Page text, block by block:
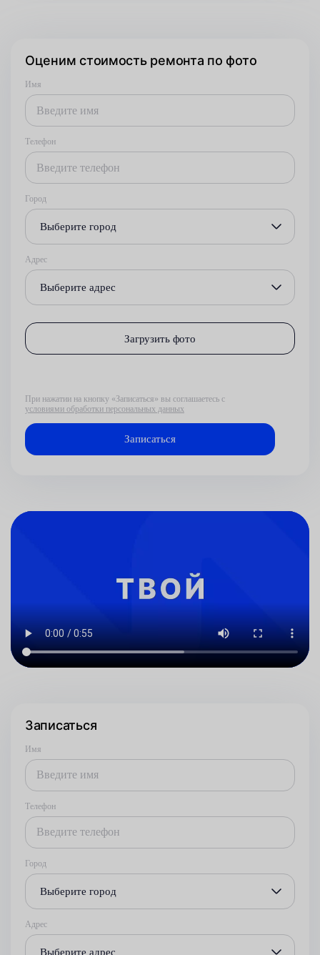
Оценим стоимость ремонта по фото
Имя
Телефон
Город
Выберите город
Адрес
Выберите адрес
Загрузить фото
При нажатии на кнопку «Записаться» вы соглашаетесь с
условиями обработки персональных данных
Записаться
Имя
Телефон
Город
Выберите город
Адрес
Выберите адрес